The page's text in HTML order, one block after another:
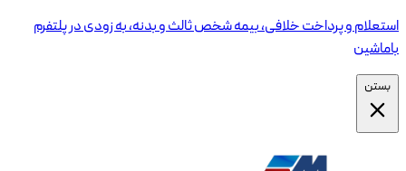
استعلام و پرداخت خلافی، بیمه شخص ثالث و بدنه، به زودی در پلتفرم
باماشین
بستن